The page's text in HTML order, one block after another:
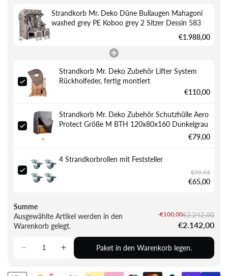
Koboo
grey
583
PE
Koboo
Dessin
583
Strandkorb Mr. Deko Düne Bullaugen Mahagoni
washed grey PE Koboo grey 2 Sitzer Dessin 583
€1.988,00
Strandkorb Mr. Deko Zubehör Lifter System
Rückholfeder, fertig montiert
€110,00
Strandkorb Mr. Deko Zubehör Schutzhülle Aero
Protect Größe M BTH 120x80x160 Dunkelgrau
€79,00
4 Strandkorbrollen mit Feststeller
€79,95
€65,00
Summe
Ausgewählte Artikel werden in den
Warenkorb gelegt.
-€100,00€2.242,00
€2.142,00
Paket in den Warenkorb legen.